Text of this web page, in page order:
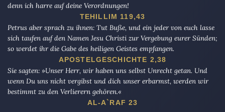
denn ich harre auf deine Verordnungen!
TEHILLIM 119,43
Petrus aber sprach zu ihnen: Tut Buße, und ein jeder von euch lasse
sich taufen auf den Namen Jesu Christi zur Vergebung eurer Sünden;
so werdet ihr die Gabe des heiligen Geistes empfangen.
APOSTELGESCHICHTE 2,38
Sie sagten: »Unser Herr, wir haben uns selbst Unrecht getan. Und
wenn Du uns nicht vergibst und dich unser erbarmst, werden wir
bestimmt zu den Verlierern gehören.«
AL-A`RAF 23